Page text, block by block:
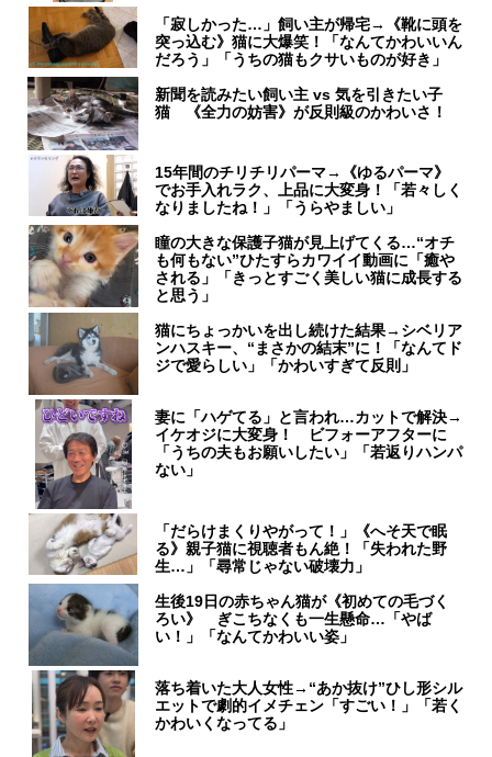
「寂しかった…」飼い主が帰宅→《靴に頭を
突っ込む》猫に大爆笑！「なんてかわいいん
だろう」「うちの猫もクサいものが好き」
新聞を読みたい飼い主 vs 気を引きたい子
猫 《全力の妨害》が反則級のかわいさ！
15年間のチリチリパーマ→《ゆるパーマ》
でお手入れラク、上品に大変身！「若々しく
なりましたね！」「うらやましい」
瞳の大きな保護子猫が見上げてくる…“オチ
も何もない”ひたすらカワイイ動画に「癒や
される」「きっとすごく美しい猫に成長する
と思う」
猫にちょっかいを出し続けた結果→シベリア
ンハスキー、“まさかの結末”に！「なんてド
ジで愛らしい」「かわいすぎて反則」
妻に「ハゲてる」と言われ…カットで解決→
イケオジに大変身！ ビフォーアフターに
「うちの夫もお願いしたい」「若返りハンパ
ない」
「だらけまくりやがって！」《へそ天で眠
る》親子猫に視聴者もん絶！「失われた野
生…」「尋常じゃない破壊力」
生後19日の赤ちゃん猫が《初めての毛づく
ろい》 ぎこちなくも一生懸命…「やば
い！」「なんてかわいい姿」
落ち着いた大人女性→“あか抜け”ひし形シル
エットで劇的イメチェン「すごい！」「若く
かわいくなってる」